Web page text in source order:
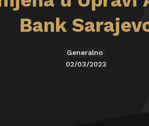
Bank
Generalno
02/03/2023